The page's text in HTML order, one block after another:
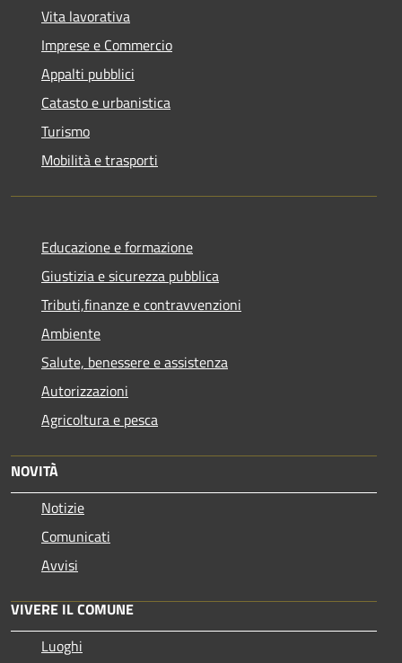
Vita lavorativa
Imprese e Commercio
Appalti pubblici
Catasto e urbanistica
Turismo
Mobilità e trasporti
Educazione e formazione
Giustizia e sicurezza pubblica
Tributi,finanze e contravvenzioni
Ambiente
Salute, benessere e assistenza
Autorizzazioni
Agricoltura e pesca
NOVITÀ
Notizie
Comunicati
Avvisi
VIVERE IL COMUNE
Luoghi